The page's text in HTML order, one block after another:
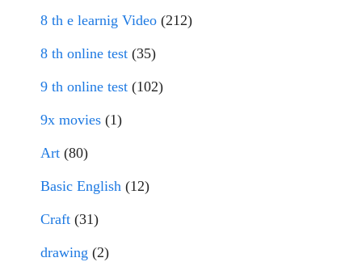
8 th e learnig Video (212)
8 th online test (35)
9 th online test (102)
9x movies (1)
Art (80)
Basic English (12)
Craft (31)
drawing (2)